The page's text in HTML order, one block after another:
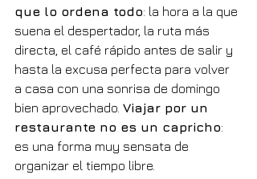
que lo ordena todo: la hora a la que
suena el despertador, la ruta más
directa, el café rápido antes de salir y
hasta la excusa perfecta para volver
a casa con una sonrisa de domingo
bien aprovechado. Viajar por un
restaurante no es un capricho:
es una forma muy sensata de
organizar el tiempo libre.